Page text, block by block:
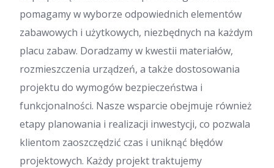
pomagamy w wyborze odpowiednich elementów
zabawowych i użytkowych, niezbędnych na każdym
placu zabaw. Doradzamy w kwestii materiałów,
rozmieszczenia urządzeń, a także dostosowania
projektu do wymogów bezpieczeństwa i
funkcjonalności. Nasze wsparcie obejmuje również
etapy planowania i realizacji inwestycji, co pozwala
klientom zaoszczędzić czas i uniknąć błędów
projektowych. Każdy projekt traktujemy